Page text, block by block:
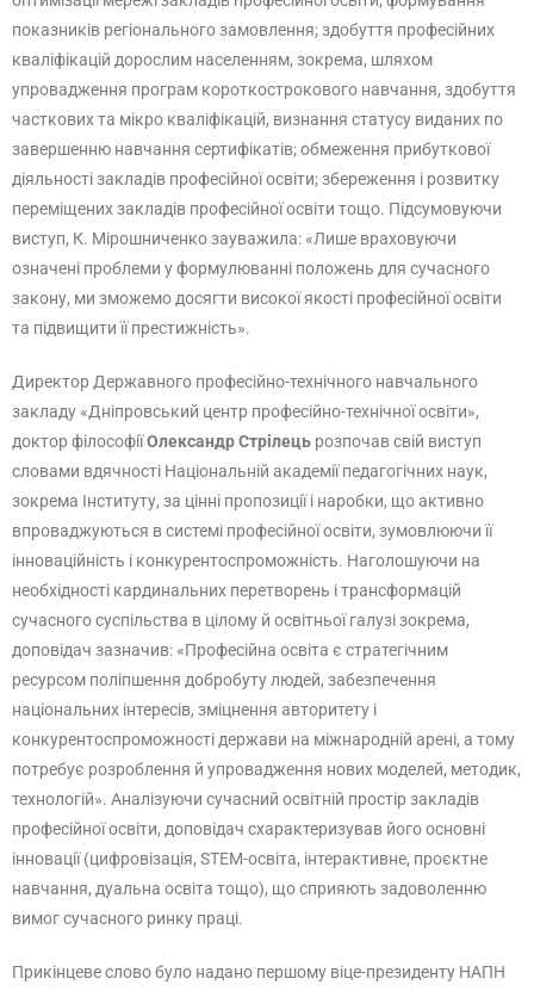
показників регіонального замовлення; здобуття професійних
кваліфікацій дорослим населенням, зокрема, шляхом
упровадження програм короткострокового навчання, здобуття
часткових та мікро кваліфікацій, визнання статусу виданих по
завершенню навчання сертифікатів; обмеження прибуткової
діяльності закладів професійної освіти; збереження і розвитку
переміщених закладів професійної освіти тощо. Підсумовуючи
виступ, К. Мірошниченко зауважила: «Лише враховуючи
означені проблеми у формулюванні положень для сучасного
закону, ми зможемо досягти високої якості професійної освіти
та підвищити її престижність».
Директор Державного професійно-технічного навчального
закладу «Дніпровський центр професійно-технічної освіти»,
доктор філософіїОлександр Стрілець розпочав свій виступ
словами вдячності Національній академії педагогічних наук,
зокрема Інституту, за цінні пропозиції і наробки, що активно
впроваджуються в системі професійної освіти, зумовлюючи її
інноваційність і конкурентоспроможність. Наголошуючи на
необхідності кардинальних перетворень і трансформацій
сучасного суспільства в цілому й освітньої галузі зокрема,
доповідач зазначив: «Професійна освіта є стратегічним
ресурсом поліпшення добробуту людей, забезпечення
національних інтересів, зміцнення авторитету і
конкурентоспроможності держави на міжнародній арені, а тому
потребує розроблення й упровадження нових моделей, методик,
технологій». Аналізуючи сучасний освітній простір закладів
професійної освіти, доповідач схарактеризував його основні
інновації (цифровізація, STEM-освіта, інтерактивне, проєктне
навчання, дуальна освіта тощо), що сприяють задоволенню
вимог сучасного ринку праці.
Прикінцеве слово було надано першому віце-президенту НАПН